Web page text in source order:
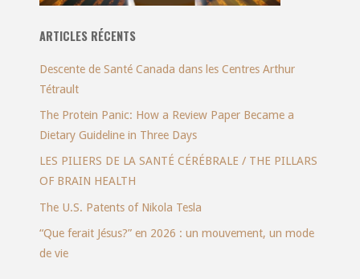
ARTICLES RÉCENTS
Descente de Santé Canada dans les Centres Arthur
Tétrault
The Protein Panic: How a Review Paper Became a
Dietary Guideline in Three Days
LES PILIERS DE LA SANTÉ CÉRÉBRALE / THE PILLARS
OF BRAIN HEALTH
The U.S. Patents of Nikola Tesla
“Que ferait Jésus?” en 2026 : un mouvement, un mode
de vie